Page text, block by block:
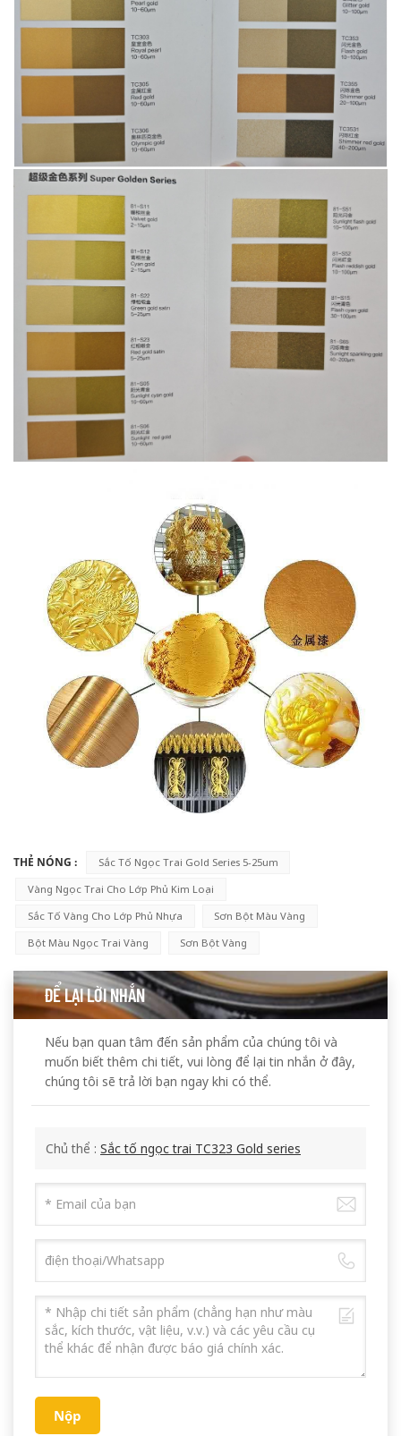
THẺ NÓNG :
Sắc Tố Ngọc Trai Gold Series 5-25um
Vàng Ngọc Trai Cho Lớp Phủ Kim Loại
Sắc Tố Vàng Cho Lớp Phủ Nhựa
Sơn Bột Màu Vàng
Bột Màu Ngọc Trai Vàng
Sơn Bột Vàng
ĐỂ LẠI LỜI NHẮN
Nếu bạn quan tâm đến sản phẩm của chúng tôi và
muốn biết thêm chi tiết, vui lòng để lại tin nhắn ở đây,
chúng tôi sẽ trả lời bạn ngay khi có thể.
Chủ thể : Sắc tố ngọc trai TC323 Gold series
Nộp